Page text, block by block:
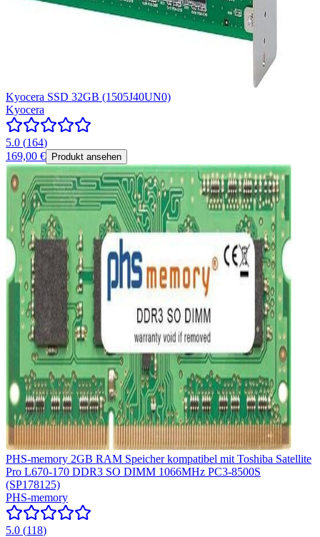
Kyocera SSD 32GB (1505J40UN0)
Kyocera
5.0 (164)
169,00 €
Produkt ansehen
PHS-memory 2GB RAM Speicher kompatibel mit Toshiba Satellite
Pro L670-170 DDR3 SO DIMM 1066MHz PC3-8500S
(SP178125)
PHS-memory
5.0 (118)